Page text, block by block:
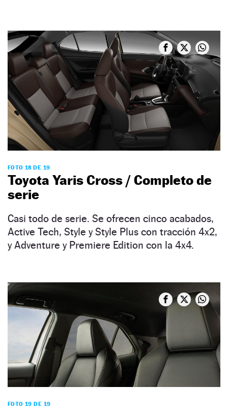
FOTO 18 DE 19
Toyota Yaris Cross / Completo de
serie
Casi todo de serie. Se ofrecen cinco acabados,
Active Tech, Style y Style Plus con tracción 4x2,
y Adventure y Premiere Edition con la 4x4.
FOTO 19 DE 19